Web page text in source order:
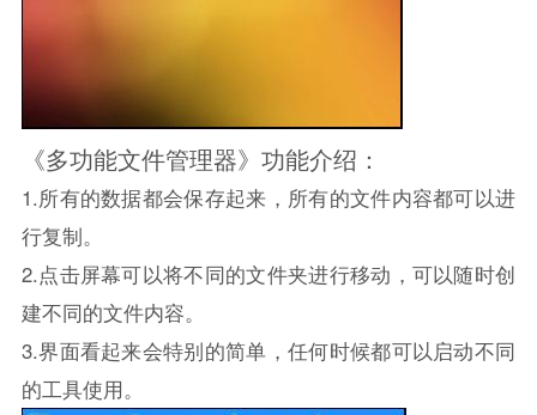
《多功能文件管理器》功能介绍：
1.所有的数据都会保存起来，所有的文件内容都可以进
行复制。
2.点击屏幕可以将不同的文件夹进行移动，可以随时创
建不同的文件内容。
3.界面看起来会特别的简单，任何时候都可以启动不同
的工具使用。